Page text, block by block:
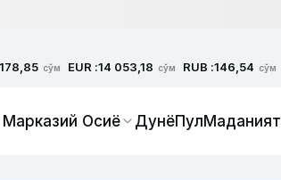
сўм EUR :14 053,18 сўм RUB :146,54 сўм
Марказий Осиё ДунёПулМаданият